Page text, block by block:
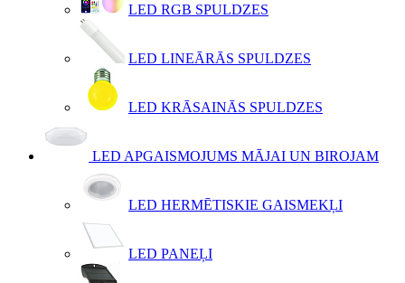
LED RGB SPULDZES
LED LINEĀRĀS SPULDZES
LED KRĀSAINĀS SPULDZES
LED APGAISMOJUMS MĀJAI UN BIROJAM
LED HERMĒTISKIE GAISMEKĻI
LED PANEĻI